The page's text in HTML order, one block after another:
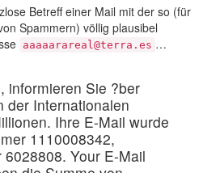
Betreff einer Mail mit der so (für
Spammern) völlig plausibel
aaaaarareal@terra.es …
informieren Sie ?ber
der Internationalen
Ihre E-Mail wurde
1110008342,
Your E-Mail